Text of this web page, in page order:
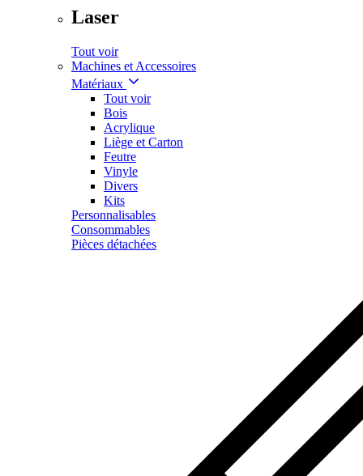
Laser
Tout voir
Machines et Accessoires
Matériaux
Tout voir
Bois
Acrylique
Liège et Carton
Feutre
Vinyle
Divers
Kits
Personnalisables
Consommables
Pièces détachées